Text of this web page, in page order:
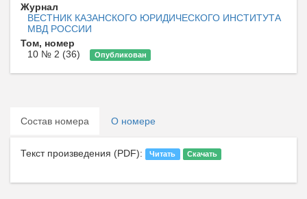
Журнал
ВЕСТНИК КАЗАНСКОГО ЮРИДИЧЕСКОГО ИНСТИТУТА
МВД РОССИИ
Том, номер
10 № 2 (36)
Опубликован
Состав номера О номере
Текст произведения (PDF): Читать Скачать